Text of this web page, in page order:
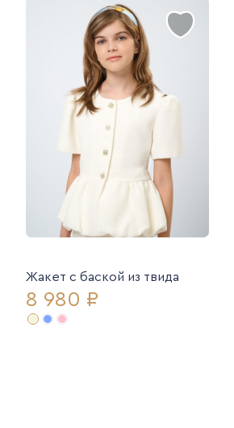
Жакет с баской из твида
8 980 ₽